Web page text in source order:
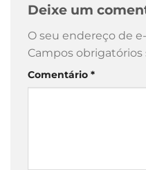
Deixe um
O seu endereço de
Campos
Comentário *